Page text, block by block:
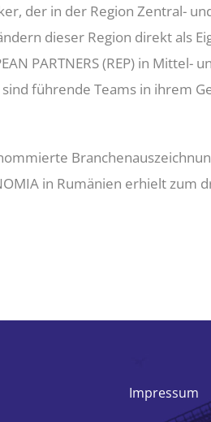
der in der Region Zentral-
dieser Region direkt als
PARTNERS (REP) in
führende Teams in ihrem
in Rumänien erhielt
Impressum